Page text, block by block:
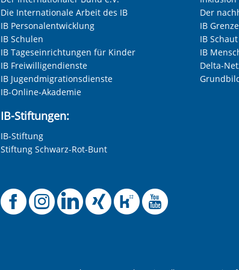
Herr
Neutrale Anrede
Unternehmen
Nachname, Vorname
Ihre E-Mail-Adresse*
Die Internationale Arbeit des IB
IB Personalentwicklung
IB Schulen
IB Tageseinrichtungen für Kinder
IB Freiwilligendienste
IB Jugendmigrationsdienste
IB-Online-Akademie
IB-Stiftungen:
IB-Stiftung
Stiftung Schwarz-Rot-Bunt
Der
IB
IB
IB
Delta-
Offizielle
Offizielle
Offizielle
Offizielle